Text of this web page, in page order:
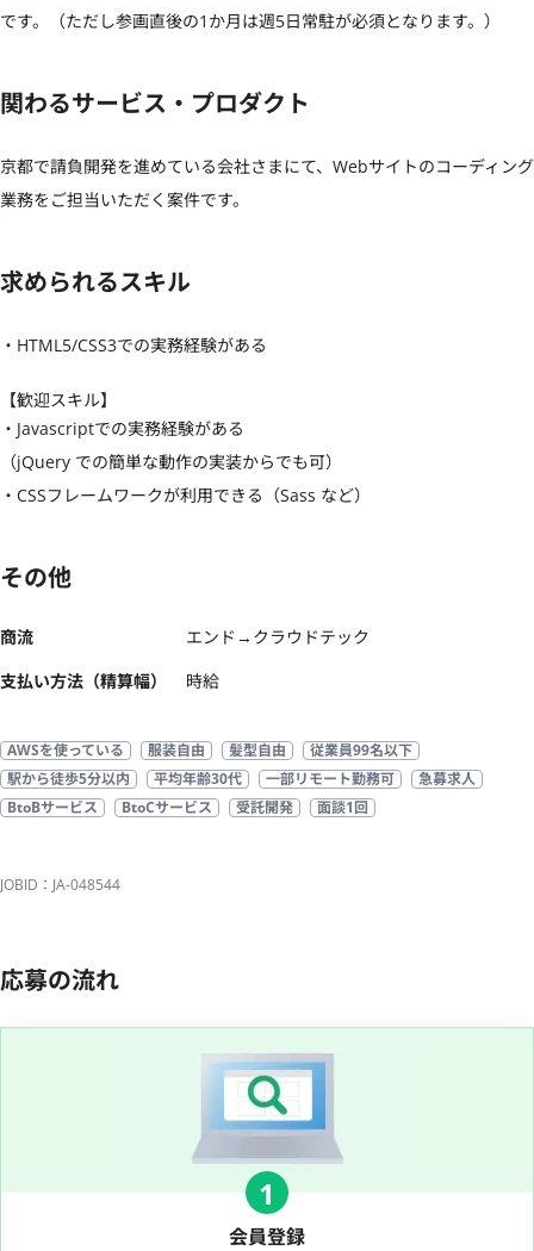
です。（ただし参画直後の1か月は週5日常駐が必須となります。）
関わるサービス・プロダクト
京都で請負開発を進めている会社さまにて、Webサイトのコーディング
業務をご担当いただく案件です。
求められるスキル
・HTML5/CSS3での実務経験がある
【歓迎スキル】
・Javascriptでの実務経験がある
（jQuery での簡単な動作の実装からでも可）
・CSSフレームワークが利用できる（Sass など）
その他
商流
エンド→クラウドテック
支払い方法（精算幅）
時給
AWSを使っている 服装自由 髪型自由
従業員99名以下
駅から徒歩5分以内
平均年齢30代 一部リモート勤務可
急募求人
BtoBサービス
BtoCサービス 受託開発 面談1回
JOBID：JA-048544
応募の流れ
1
会員登録